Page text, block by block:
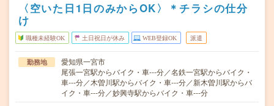
〈空いた日1日のみからOK〉＊チラシの仕分
け
職種未経験OK 土日祝日が休み WEB登録OK 派遣
勤務地
愛知県一宮市
尾張一宮駅からバイク・車---分／名鉄一宮駅からバイク・
車---分／木曽川駅からバイク・車---分／新木曽川駅からバ
イク・車---分／妙興寺駅からバイク・車---分